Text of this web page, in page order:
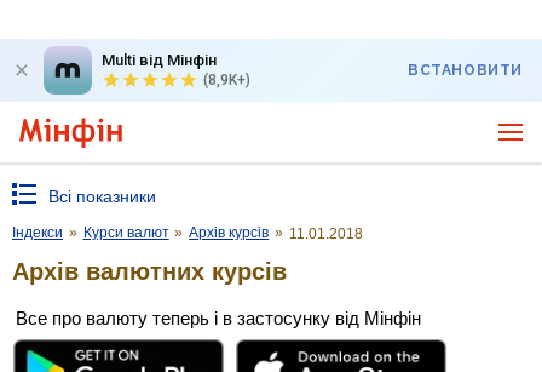
Multi від Мінфін
(8,9K+)
ВСТАНОВИТИ
Всі показники
Індекси » Курси валют » Архів курсів » 11.01.2018
Архів валютних курсів
Все про валюту теперь і в застосунку від Мінфін